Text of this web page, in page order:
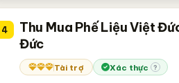
4
Thu Mua Phế Liệu Việt
Đức
Tài trợ Xác thực ?